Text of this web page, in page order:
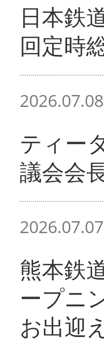
日本鉄
回定時
2026.07.08
ティー
議会会
2026.07.07
熊本鉄
ープニ
お出迎え